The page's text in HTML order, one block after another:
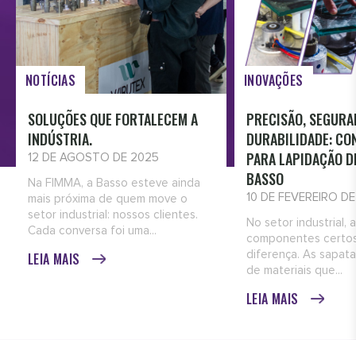
NOTÍCIAS
SOLUÇÕES QUE FORTALECEM A
INDÚSTRIA.
12 DE AGOSTO DE 2025
Na FIMMA, a Basso esteve ainda
mais próxima de quem move o
setor industrial: nossos clientes.
Cada conversa foi uma...
LEIA MAIS
INOVAÇÕES
PRECISÃO,
DURABILIDADE:
PARA LAPIDAÇÃO
BASSO
10 DE FEVEREIRO
No setor industrial,
componentes
diferença. As
de materiais que...
LEIA MAIS